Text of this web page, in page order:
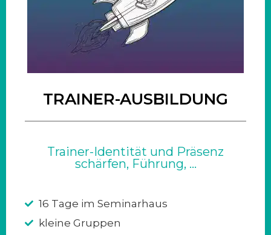
TRAINER-AUSBILDUNG
Trainer-Identität und Präsenz
schärfen, Führung, ...
16 Tage im Seminarhaus
kleine Gruppen